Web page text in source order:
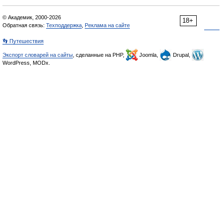
18+
© Академик, 2000-2026
Обратная связь: Техподдержка Реклама на сайте
👣 Путешествия
Экспорт словарей на сайты , сделанные на PHP, Joomla,
Drupal,
WordPress, MODx.